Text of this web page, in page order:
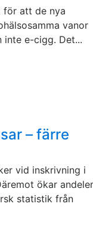
för att de nya
vanor
inte e-cigg. Det...
– färre
vid inskrivning i
ökar
statistik från